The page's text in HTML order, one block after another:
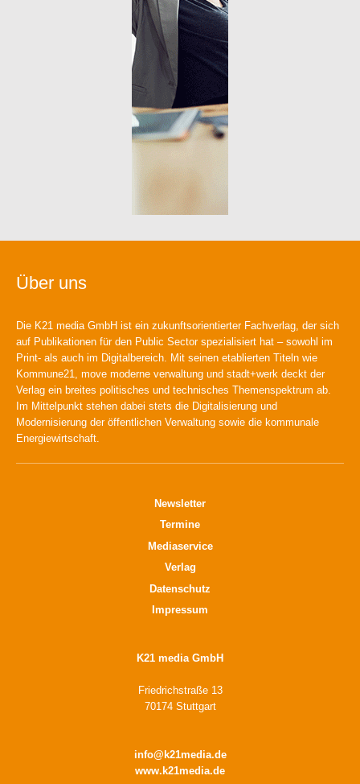
Über uns
Die K21 media GmbH ist ein zukunftsorientierter Fachverlag, der sich
auf Publikationen für den Public Sector spezialisiert hat – sowohl im
Print- als auch im Digitalbereich. Mit seinen etablierten Titeln wie
Kommune21, move moderne verwaltung und stadt+werk deckt der
Verlag ein breites politisches und technisches Themenspektrum ab.
Im Mittelpunkt stehen dabei stets die Digitalisierung und
Modernisierung der öffentlichen Verwaltung sowie die kommunale
Energiewirtschaft.
Newsletter
Termine
Mediaservice
Verlag
Datenschutz
Impressum
K21 media GmbH
Friedrichstraße 13
70174 Stuttgart
info@k21media.de
www.k21media.de